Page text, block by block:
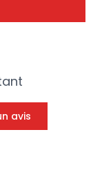
avis